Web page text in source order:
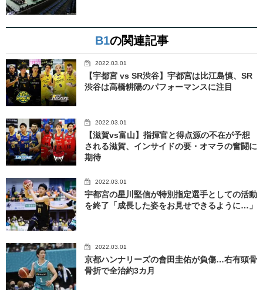
B1の関連記事
2022.03.01
【宇都宮 vs SR渋谷】宇都宮は比江島慎、SR
渋谷は高橋耕陽のパフォーマンスに注目
2022.03.01
【滋賀vs富山】指揮官と得点源の不在が予想
される滋賀、インサイドの要・オマラの奮闘に
期待
2022.03.01
宇都宮の星川堅信が特別指定選手としての活動
を終了「成長した姿をお見せできるように…」
2022.03.01
京都ハンナリーズの會田圭佑が負傷…右有頭骨
骨折で全治約3カ月